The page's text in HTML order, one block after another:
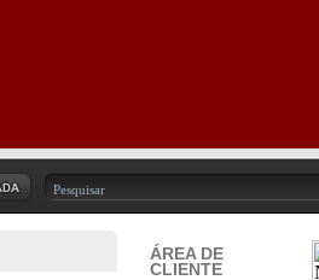
ÁREA DE
CLIENTE